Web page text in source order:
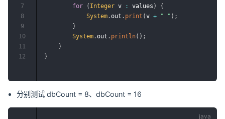
for
( Integer v : values )
{
System .out . print (v + " " ) ;
}
System .out . println( ) ;
}
}
7
8
9
10
11
12
分别测试 dbCount = 8、dbCount = 16